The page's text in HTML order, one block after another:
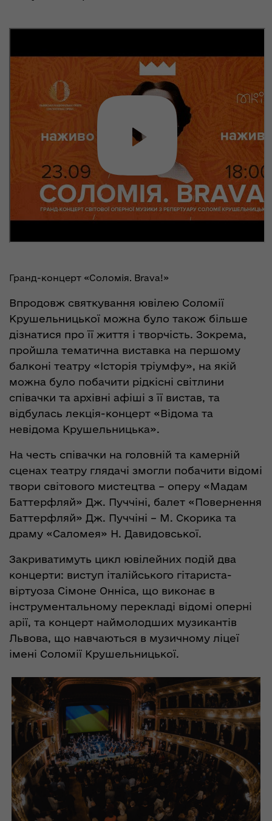
Гранд-концерт «Соломія. Brava!»
Впродовж святкування ювілею Соломії
Крушельницької можна було також більше
дізнатися про її життя і творчість. Зокрема,
пройшла тематична виставка на першому
балконі театру «Історія тріумфу», на якій
можна було побачити рідкісні світлини
співачки та архівні афіші з її вистав, та
відбулась лекція-концерт «Відома та
невідома Крушельницька».
На честь співачки на головній та камерній
сценах театру глядачі змогли побачити відомі
твори світового мистецтва – оперу «Мадам
Баттерфляй» Дж. Пуччіні, балет «Повернення
Баттерфляй» Дж. Пуччіні – М. Скорика та
драму «Саломея» Н. Давидовської.
Закриватимуть цикл ювілейних подій два
концерти: виступ італійського гітариста-
віртуоза Сімоне Онніса, що виконає в
інструментальному перекладі відомі оперні
арії, та концерт наймолодших музикантів
Львова, що навчаються в музичному ліцеї
імені Соломії Крушельницької.